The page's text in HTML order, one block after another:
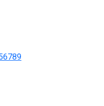
6789